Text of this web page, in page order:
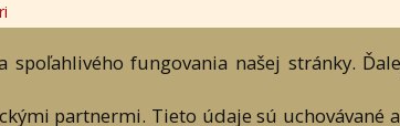
podmienky Ochrana os. údajov Kontakt
spoľahlivého fungovania našej stránky.
partnermi. Tieto údaje sú uchovávané